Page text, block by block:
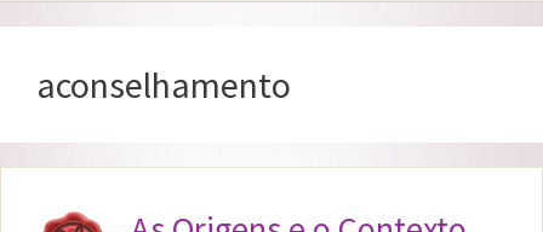
aconselhamento